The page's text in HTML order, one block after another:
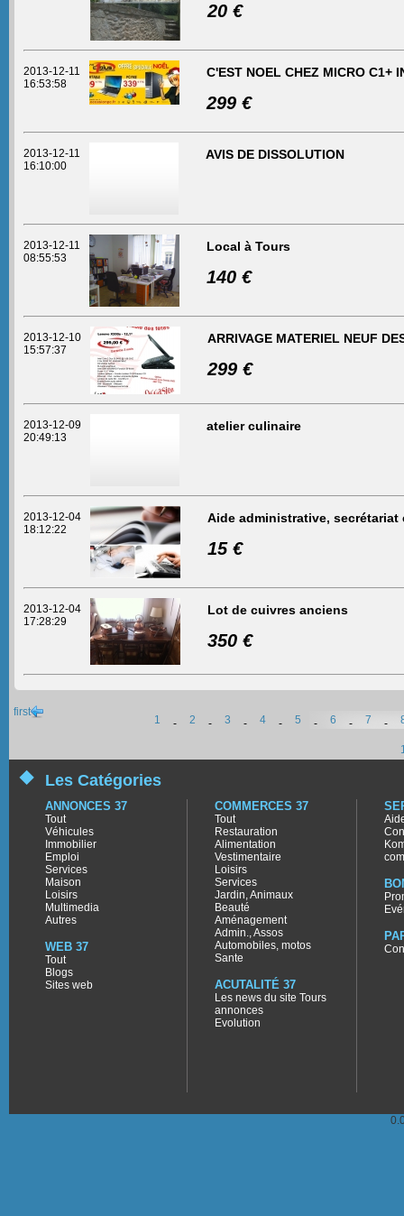
20 €
2013-12-11
16:53:58
C'EST NOEL CHEZ MICRO C1+
299 €
2013-12-11
16:10:00
AVIS DE DISSOLUTION
2013-12-11
08:55:53
Local à Tours
140 €
2013-12-10
15:57:37
ARRIVAGE MATERIEL NEUF
299 €
2013-12-09
20:49:13
atelier culinaire
2013-12-04
18:12:22
Aide administrative, secrétariat
15 €
2013-12-04
17:28:29
Lot de cuivres anciens
350 €
first
1 - 2 - 3 - 4 - 5 - 6 - 7 -
Les Catégories
ANNONCES 37
Tout
Véhicules
Immobilier
Emploi
Services
Maison
Loisirs
Multimedia
Autres
WEB 37
Tout
Blogs
Sites web
COMMERCES 37
Tout
Restauration
Alimentation
Vestimentaire
Loisirs
Services
Jardin, Animaux
Beauté
Aménagement
Admin., Assos
Automobiles, motos
Sante
ACUTALITÉ 37
Les news du site Tours
annonces
Evolution